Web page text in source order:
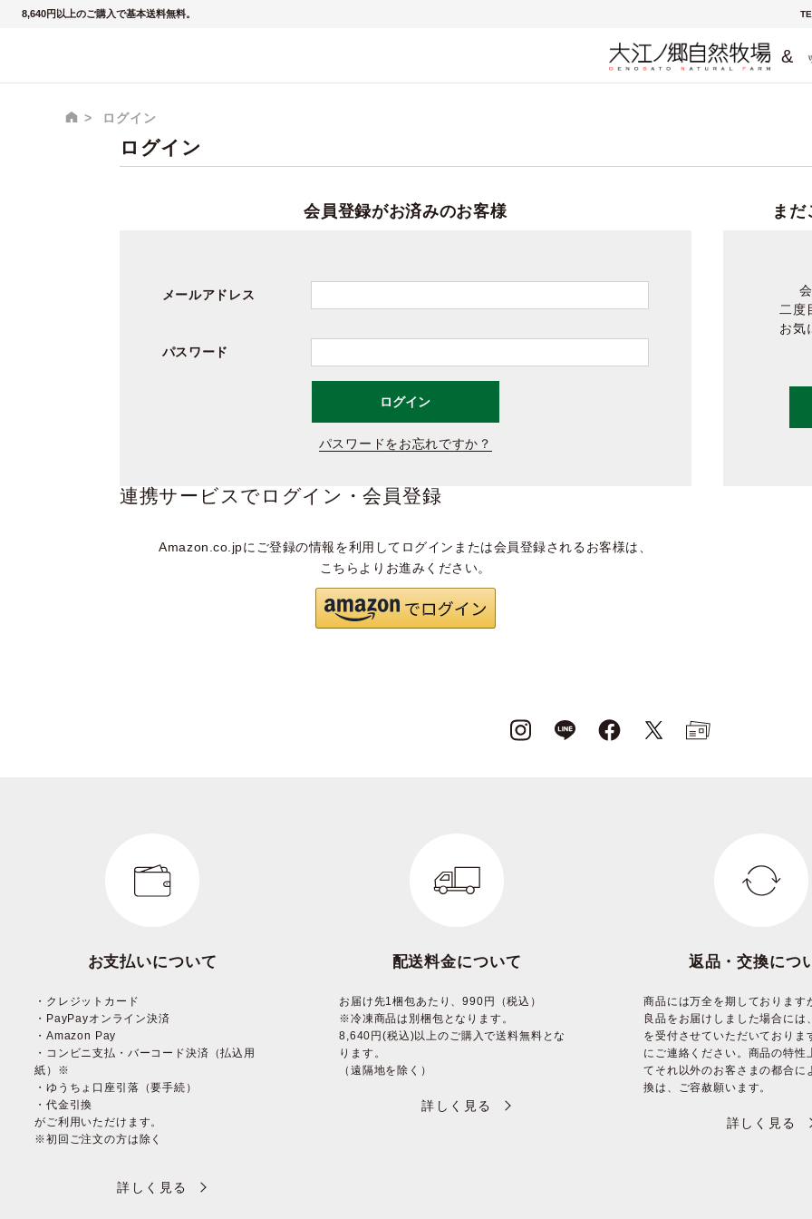
8,640円以上のご購入で基本送料無料。
&
ログイン
ログイン
会員登録がお済みのお客様
メールアドレス
パスワード
ログイン
パスワードをお忘れですか？
まだ
二度
お気
連携サービスでログイン・会員登録
Amazon.co.jpにご登録の情報を利用して ログインまたは会員登録されるお客様は、
こちらよりお進みください。
お支払いについて
・クレジットカード
・PayPayオンライン決済
・Amazon Pay
・コンビニ支払・バーコード決済（払込用
紙）※
・ゆうちょ口座引落（要手続）
・代金引換
がご利用いただけます。
※初回ご注文の方は除く
詳しく見る
配送料金について
お届け先1梱包あたり、990円（税込）
※冷凍商品は別梱包となります。
8,640円(税込)以上のご購入で送料無料とな
ります。
（遠隔地を除く）
詳しく見る
返品・交換につ
商品には万全を期しております
良品をお届けしました場合には
を受付させていただいておりま
にご連絡ください。商品の特性
てそれ以外のお客さまの都合に
換は、ご容赦願います。
詳しく見る